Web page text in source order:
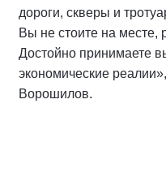
дороги, скверы и
Вы не стоите на месте,
Достойно принимаете
экономические
Ворошилов.